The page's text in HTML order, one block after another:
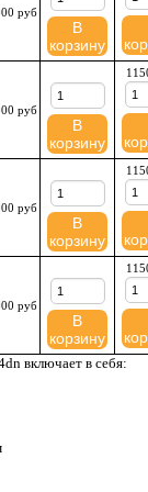
руб
В
корзину
руб
В
корзину
руб
В
корзину
руб
В
корзину
включает в себя: